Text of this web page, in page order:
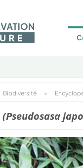
Biodiversité >
(Pseudosasa